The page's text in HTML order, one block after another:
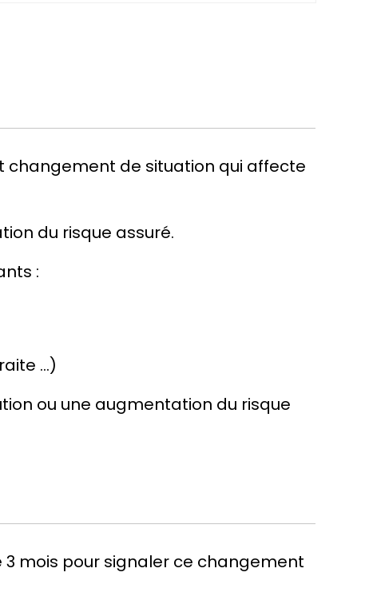
changement de situation qui affecte
du risque assuré.
:
…)
ou une augmentation du risque
3 mois pour signaler ce changement